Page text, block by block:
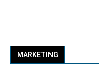
MARKETING